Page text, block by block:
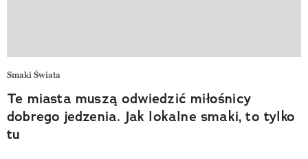
Smaki Świata
Te miasta muszą odwiedzić miłośnicy
dobrego jedzenia. Jak lokalne smaki, to tylko
tu